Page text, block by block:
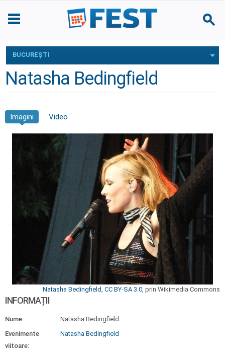
BUCUREŞTI
Natasha Bedingfield
Imagini Video
Natasha Bedingfield, CC BY-SA 3.0, prin Wikimedia Commons
INFORMAȚII
Nume:
Natasha Bedingfield
Evenimente
viitoare:
Natasha Bedingfield